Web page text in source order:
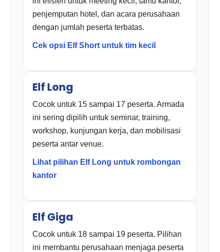
penjemputan hotel, dan acara perusahaan
dengan jumlah peserta terbatas.
Cek opsi Elf Short untuk tim kecil
Elf Long
Cocok untuk 15 sampai 17 peserta. Armada
ini sering dipilih untuk seminar, training,
workshop, kunjungan kerja, dan mobilisasi
peserta antar venue.
Lihat pilihan Elf Long untuk rombongan
kantor
Elf Giga
Cocok untuk 18 sampai 19 peserta. Pilihan
ini membantu perusahaan menjaga peserta